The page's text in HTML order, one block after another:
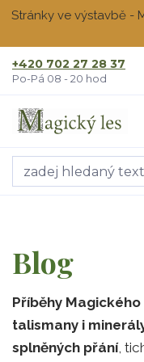
Stránky ve výstavbě -
+420 702 27 28 37
Po-Pá 08 - 20 hod
Blog
Příběhy Magického
talismany i
splněných přání,